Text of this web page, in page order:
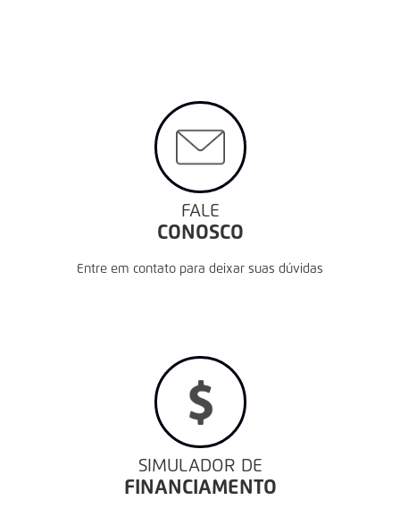
FALE
CONOSCO
Entre em contato para deixar suas dúvidas
SIMULADOR DE
FINANCIAMENTO